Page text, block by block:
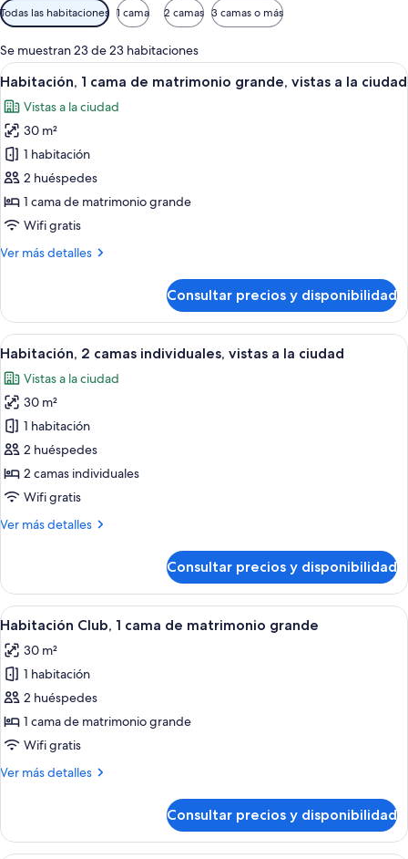
Filtros
disponibles
para
las
habitaciones
Todas las habitaciones 1 cama 2 camas 3 camas o más
Se muestran 23 de 23 habitaciones
Abrir
todas
las
fotos
de
Habitación,
1
cama
matrimonio
a
la
ciudad
Una habitación de hotel con cama,
4
Habitación, 1 cama de matrimonio grande, vistas a la ciudad
Vistas a la ciudad
30 m²
1 habitación
2 huéspedes
1 cama de matrimonio grande
Wifi gratis
Ver más detalles
Más
1
cama
de
grande,
vistas
la
ciudad
Consultar precios y disponibilidad
Abrir
todas
las
fotos
de
Habitación,
2
camas
individuales,
vistas
ciudad
Habitación de hotel con una cama
6
Habitación, 2 camas individuales, vistas a la ciudad
Vistas a la ciudad
30 m²
1 habitación
2 huéspedes
2 camas individuales
Wifi gratis
Ver más detalles
Más
2
camas
individuales,
a
la
ciudad
Consultar precios y disponibilidad
Abrir
todas
las
fotos
de
Habitación
Club,
cama
grande
Una habitación de hotel moderna
6
Habitación Club, 1 cama de matrimonio grande
30 m²
1 habitación
2 huéspedes
1 cama de matrimonio grande
Wifi gratis
Ver más detalles
Más
Club,
Consultar precios y disponibilidad